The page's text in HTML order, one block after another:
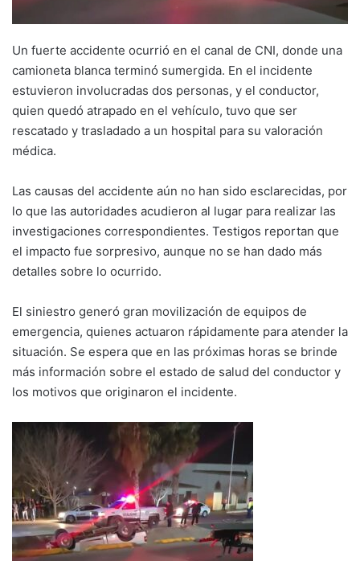
Un fuerte accidente ocurrió en el canal de CNI, donde una
camioneta blanca terminó sumergida. En el incidente
estuvieron involucradas dos personas, y el conductor,
quien quedó atrapado en el vehículo, tuvo que ser
rescatado y trasladado a un hospital para su valoración
médica.
Las causas del accidente aún no han sido esclarecidas, por
lo que las autoridades acudieron al lugar para realizar las
investigaciones correspondientes. Testigos reportan que
el impacto fue sorpresivo, aunque no se han dado más
detalles sobre lo ocurrido.
El siniestro generó gran movilización de equipos de
emergencia, quienes actuaron rápidamente para atender la
situación. Se espera que en las próximas horas se brinde
más información sobre el estado de salud del conductor y
los motivos que originaron el incidente.